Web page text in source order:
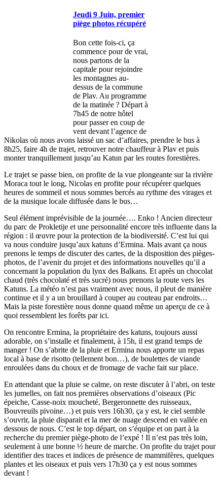
Jeudi 9 Juin, premier
piège photos récupéré
Bon cette fois-ci, ça
commence pour de vrai,
nous partons de la
capitale pour rejoindre
les montagnes au-
dessus de la commune
de Plav. Au programme
de la matinée ? Départ à
7h45 de notre hôtel
pour passer en coup de
vent devant l’agence de
Nikolas où nous avons laissé un sac d’affaires, prendre le bus à
8h25, faire 4h de trajet, retrouver notre chauffeur à Plav et puis
monter tranquillement jusqu’au Katun par les routes forestières.
Le trajet se passe bien, on profite de la vue plongeante sur la rivière
Moraca tout le long, Nicolas en profite pour récupérer quelques
heures de sommeil et nous sommes bercés au rythme des virages et
de la musique locale diffusée dans le bus…
Seul élément imprévisible de la journée…. Enko ! Ancien directeur
du parc de Prokletije et une personnalité encore très influente dans la
région : il œuvre pour la protection de la biodiversité. C’est lui qui
va nous conduire jusqu’aux katuns d’Ermina. Mais avant ça nous
prenons le temps de discuter des cartes, de la disposition des pièges-
photos, de l’avenir du projet et des informations nouvelles qu’il a
concernant la population du lynx des Balkans. Et après un chocolat
chaud (très chocolaté et très sucré) nous prenons la route vers les
Katuns. La météo n’est pas vraiment avec nous, il pleut de manière
continue et il y a un brouillard à couper au couteau par endroits…
Mais la piste forestière nous donne quand même un aperçu de ce à
quoi ressemblent les forêts par ici.
On rencontre Ermina, la propriétaire des katuns, toujours aussi
adorable, on s’installe et finalement, à 15h, il est grand temps de
manger ! On s’abrite de la pluie et Ermina nous apporte un repas
local à base de risotto (tellement bon…), de boulettes de viande
enroulées dans du choux et de fromage de vache fait sur place.
En attendant que la pluie se calme, on reste discuter à l’abri, on teste
les jumelles, on fait nos premières observations d’oiseaux (Pic
épeiche, Casse-noix moucheté, Bergeronnette des ruisseaux,
Bouvreuils pivoine…) et puis vers 16h30, ça y est, le ciel semble
s’ouvrir, la pluie disparait et la mer de nuage descend en vallée en
dessous de nous. C’est le top départ, on s’équipe et on part à la
recherche du premier piège-photo de l’expé ! Il n’est pas très loin,
seulement à une bonne ½ heure de marche. On profite du trajet pour
identifier des traces et indices de présence de mammifères, quelques
plantes et les oiseaux et puis vers 17h30 ça y est nous sommes
devant !